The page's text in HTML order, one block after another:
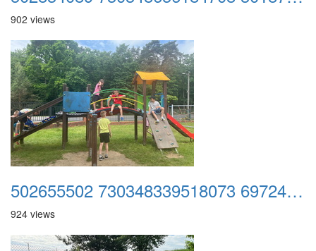
902 views
502655502 730348339518073 6972429896948385379 n
924 views